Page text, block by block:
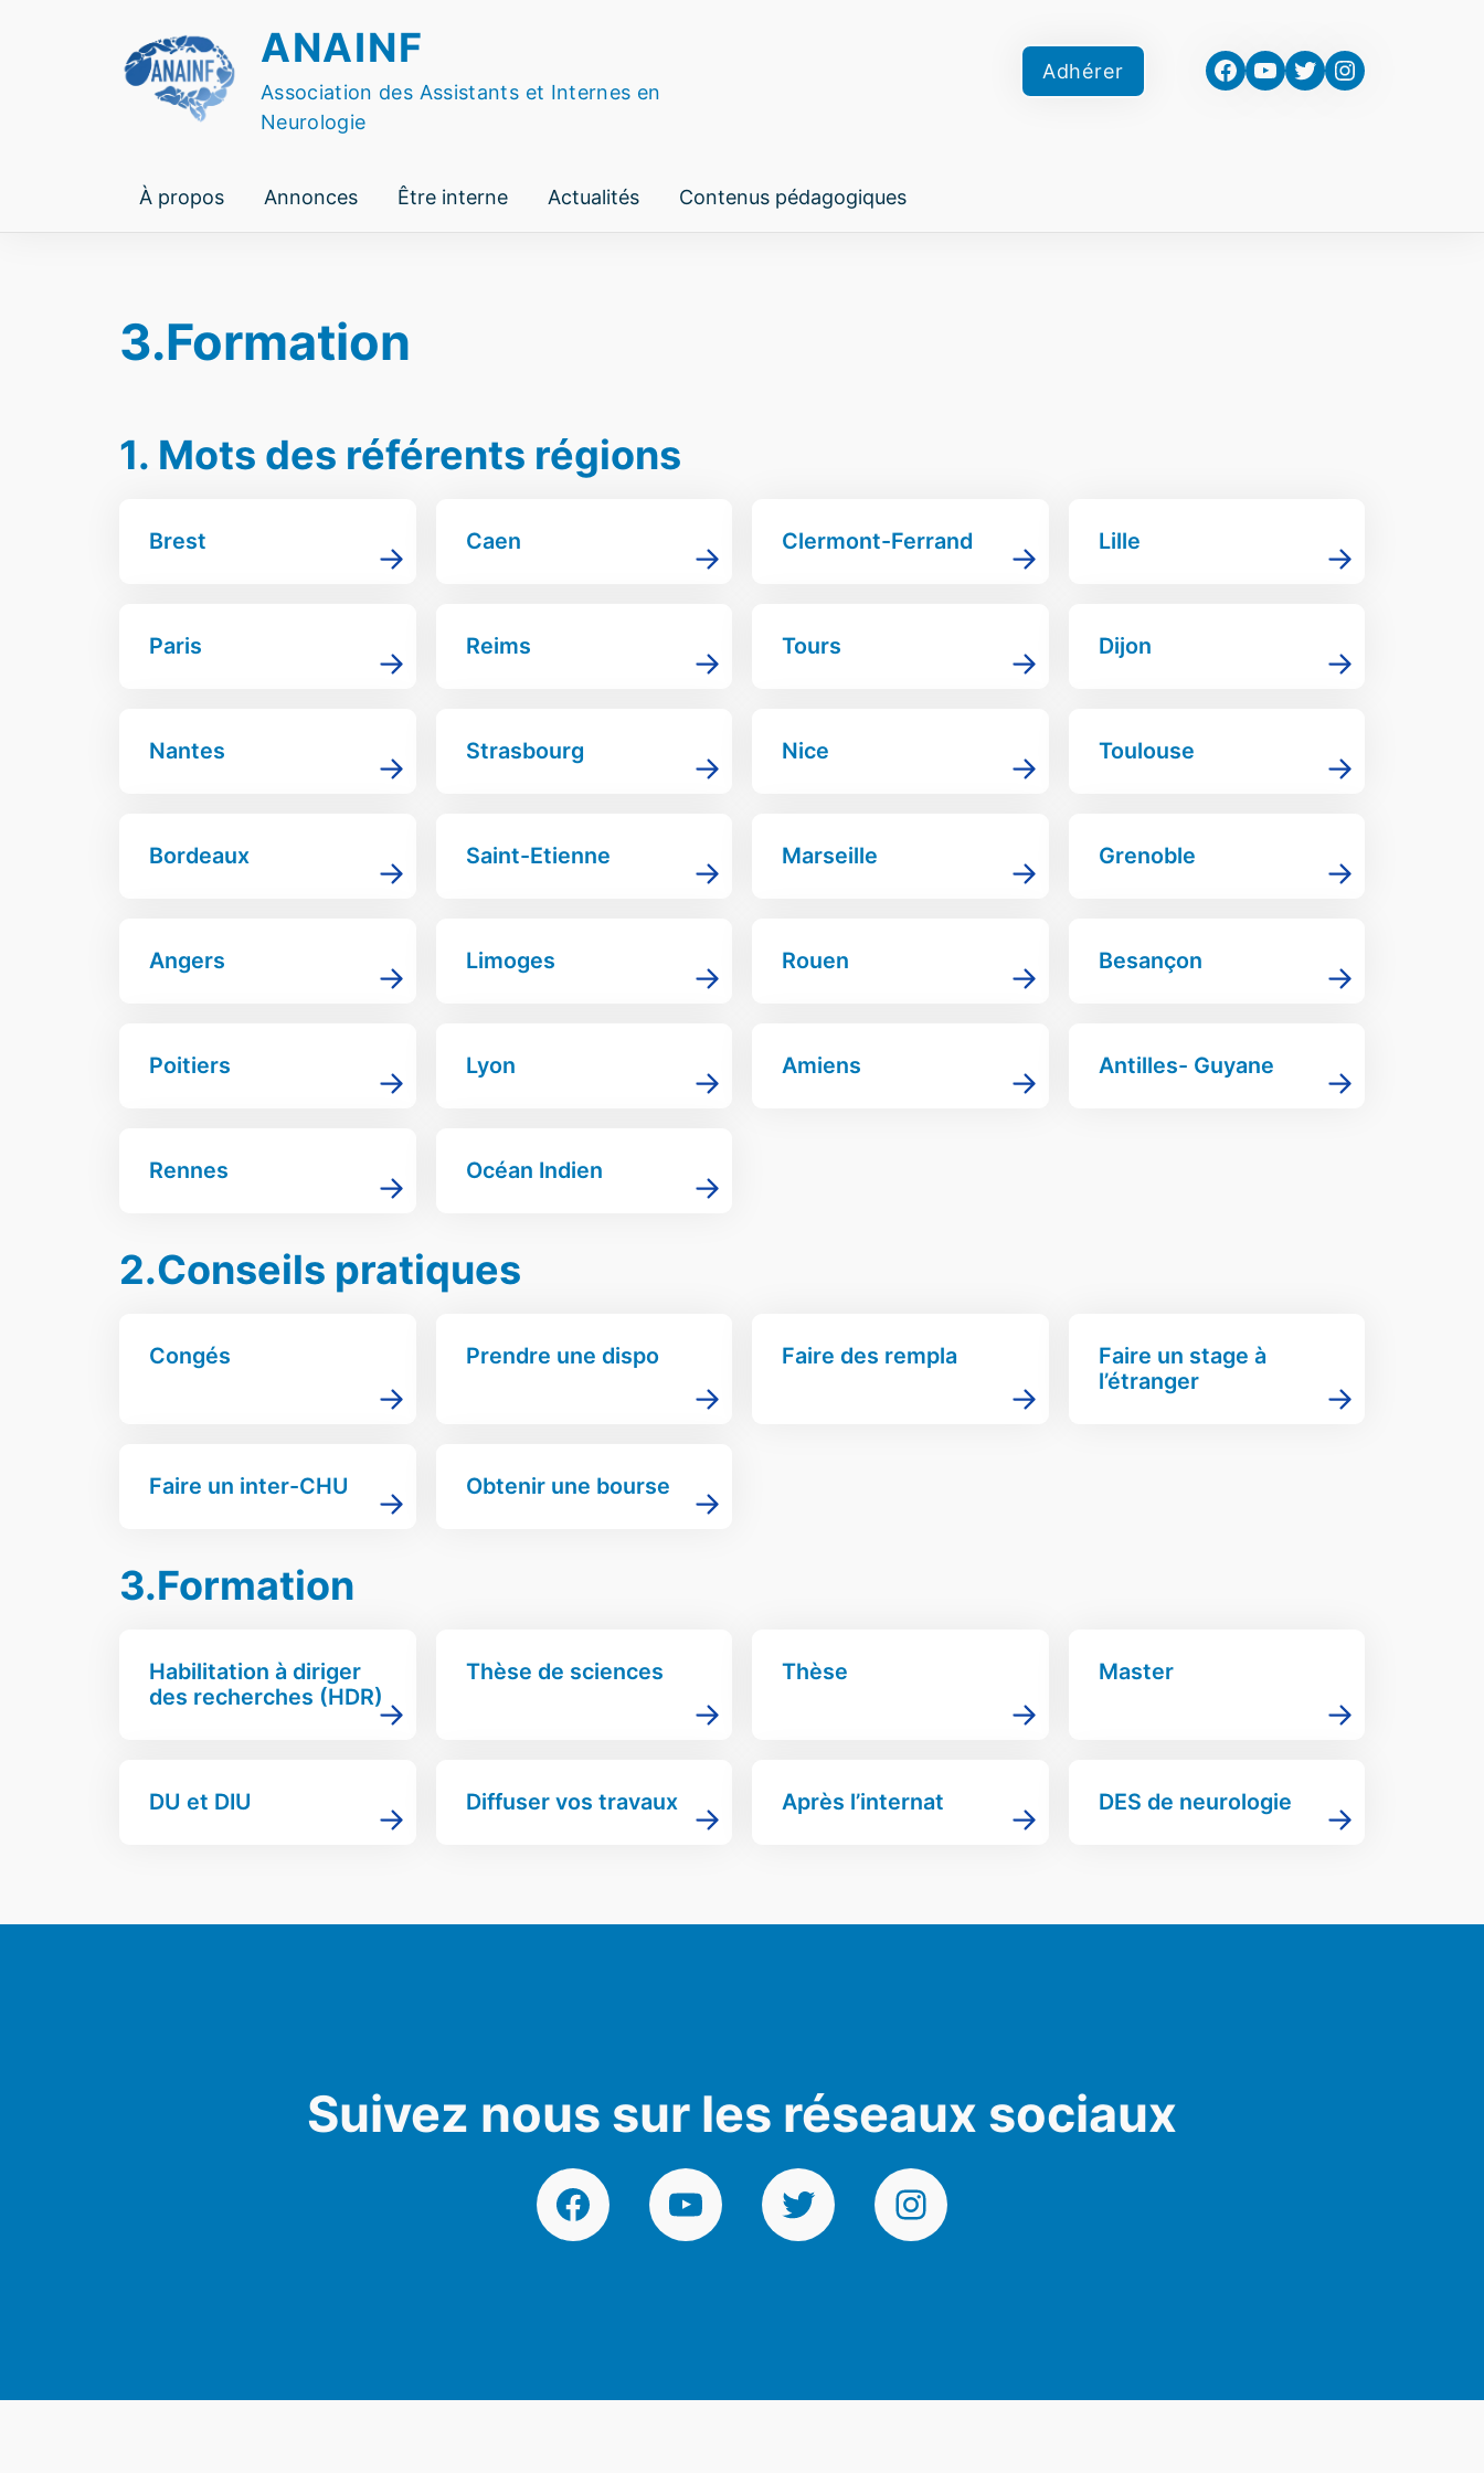
ANAINF
Association des Assistants et Internes en
Neurologie
Adhérer Facebook
YouTube
TwitterInstagram
À propos Annonces Être interne Actualités Contenus pédagogiques
3.Formation
1. Mots des référents régions
Brest Caen Clermont-Ferrand Lille
Paris Reims Tours Dijon
Nantes Strasbourg Nice Toulouse
Bordeaux Saint-Etienne Marseille Grenoble
Angers Limoges Rouen Besançon
Poitiers Lyon Amiens Antilles- Guyane
Rennes Océan Indien
2.Conseils pratiques
Congés Prendre une dispo Faire des rempla
Faire un stage à
l’étranger
Faire un inter-CHU Obtenir une bourse
3.Formation
Habilitation à diriger
des recherches (HDR)
Thèse de sciences Thèse Master
DU et DIU Diffuser vos travaux Après l’internat DES de neurologie
Suivez nous sur les réseaux sociaux
FacebookYouTube Twitter Instagram